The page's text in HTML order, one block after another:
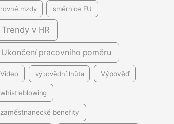
rovné mzdy směrnice EU
Trendy v HR
Ukončení pracovního poměru
Video výpovědní lhůta Výpověď
whistleblowing
zaměstnanecké benefity